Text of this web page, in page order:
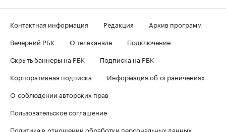
Контактная информация Редакция
Архив программ
Вечерний РБК
О телеканале
Подключение
Скрыть баннеры на РБК
Подписка на РБК
Корпоративная подписка
Информация об ограничениях
О соблюдении авторских прав
Пользовательское соглашение
Политика в отношении обработки персональных данных